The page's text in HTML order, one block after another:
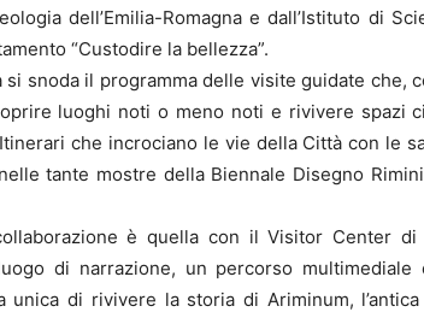
dell’Emilia-Romagna e dall’Istituto di
“Custodire la bellezza”.
snoda il programma delle visite guidate che,
luoghi noti o meno noti e rivivere spazi
che incrociano le vie della Città con le
tante mostre della Biennale Disegno
è quella con il Visitor Center
di narrazione, un percorso
unica di rivivere la storia di Ariminum,